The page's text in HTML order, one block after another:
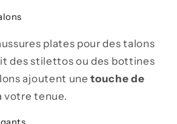
plates pour des talons
des stilettos ou des bottines
ajoutent unetouche de
votre tenue.